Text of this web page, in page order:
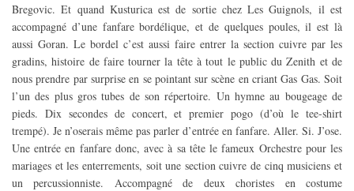
Bregovic. Et quand Kusturica est de sortie chez Les Guignols, il est
accompagné d’une fanfare bordélique, et de quelques poules, il est là
aussi Goran. Le bordel c’est aussi faire entrer la section cuivre par les
gradins, histoire de faire tourner la tête à tout le public du Zenith et de
nous prendre par surprise en se pointant sur scène en criant Gas Gas. Soit
l’un des plus gros tubes de son répertoire. Un hymne au bougeage de
pieds. Dix secondes de concert, et premier pogo (d’où le tee-shirt
trempé). Je n’oserais même pas parler d’entrée en fanfare. Aller. Si. J’ose.
Une entrée en fanfare donc, avec à sa tête le fameux Orchestre pour les
mariages et les enterrements, soit une section cuivre de cinq musiciens et
un percussionniste. Accompagné de deux choristes en costume